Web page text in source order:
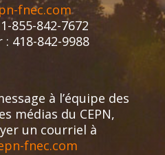
fnec.com
855-842-7672
418-842-9988
à l’équipe des
médias du CEPN,
un courriel à
fnec.com